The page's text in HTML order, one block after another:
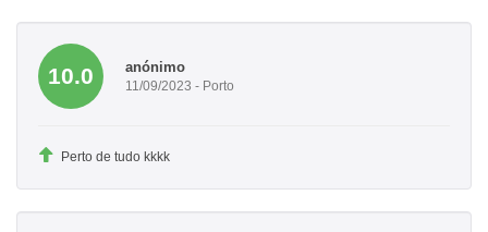
10.0 anónimo
11/09/2023 - Porto
Perto de tudo kkkk